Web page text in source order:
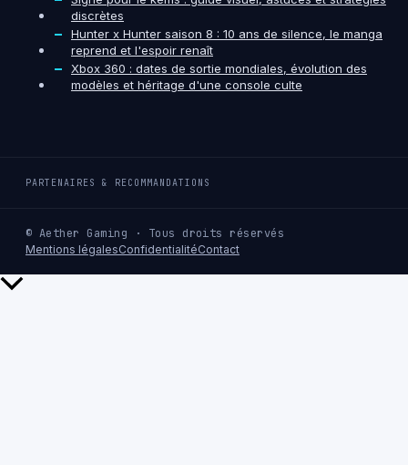
discrètes
Hunter x Hunter saison 8 : 10 ans de silence, le manga
reprend et l'espoir renaît
Xbox 360 : dates de sortie mondiales, évolution des
modèles et héritage d'une console culte
PARTENAIRES & RECOMMANDATIONS
© Aether Gaming · Tous droits réservés
Mentions légalesConfidentialitéContact